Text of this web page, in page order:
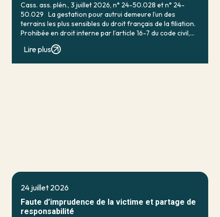
Cass. ass. plén., 3 juillet 2026, n° 24-50.028 et n° 24-
50.029 La gestation pour autrui demeure l’un des
terrains les plus sensibles du droit français de la filiation.
Prohibée en droit interne par l’article 16-7 du code civil,
Lire plus
24 juillet 2026
Faute d’imprudence de la victime et partage de
responsabilité